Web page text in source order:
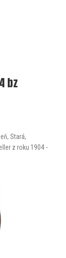
bz
Stará,
z roku 1904 -